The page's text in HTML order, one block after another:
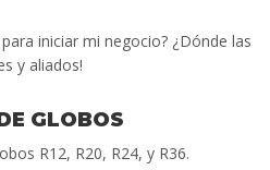
iniciar mi negocio? ¿Dónde las
y aliados!
GLOBOS
R12, R20, R24, y R36.